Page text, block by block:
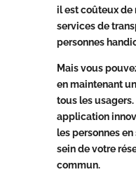
il est coûteux de
services de
personnes
Mais vous
en maintenant
tous les usagers.
application
les personnes
sein de votre
commun.